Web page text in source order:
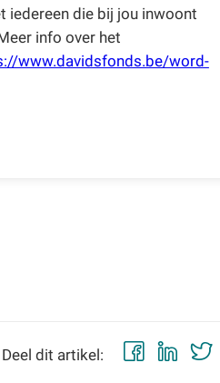
iedereen die bij jou inwoont
info over het
www.davidsfonds.be/word-
Deel dit artikel: